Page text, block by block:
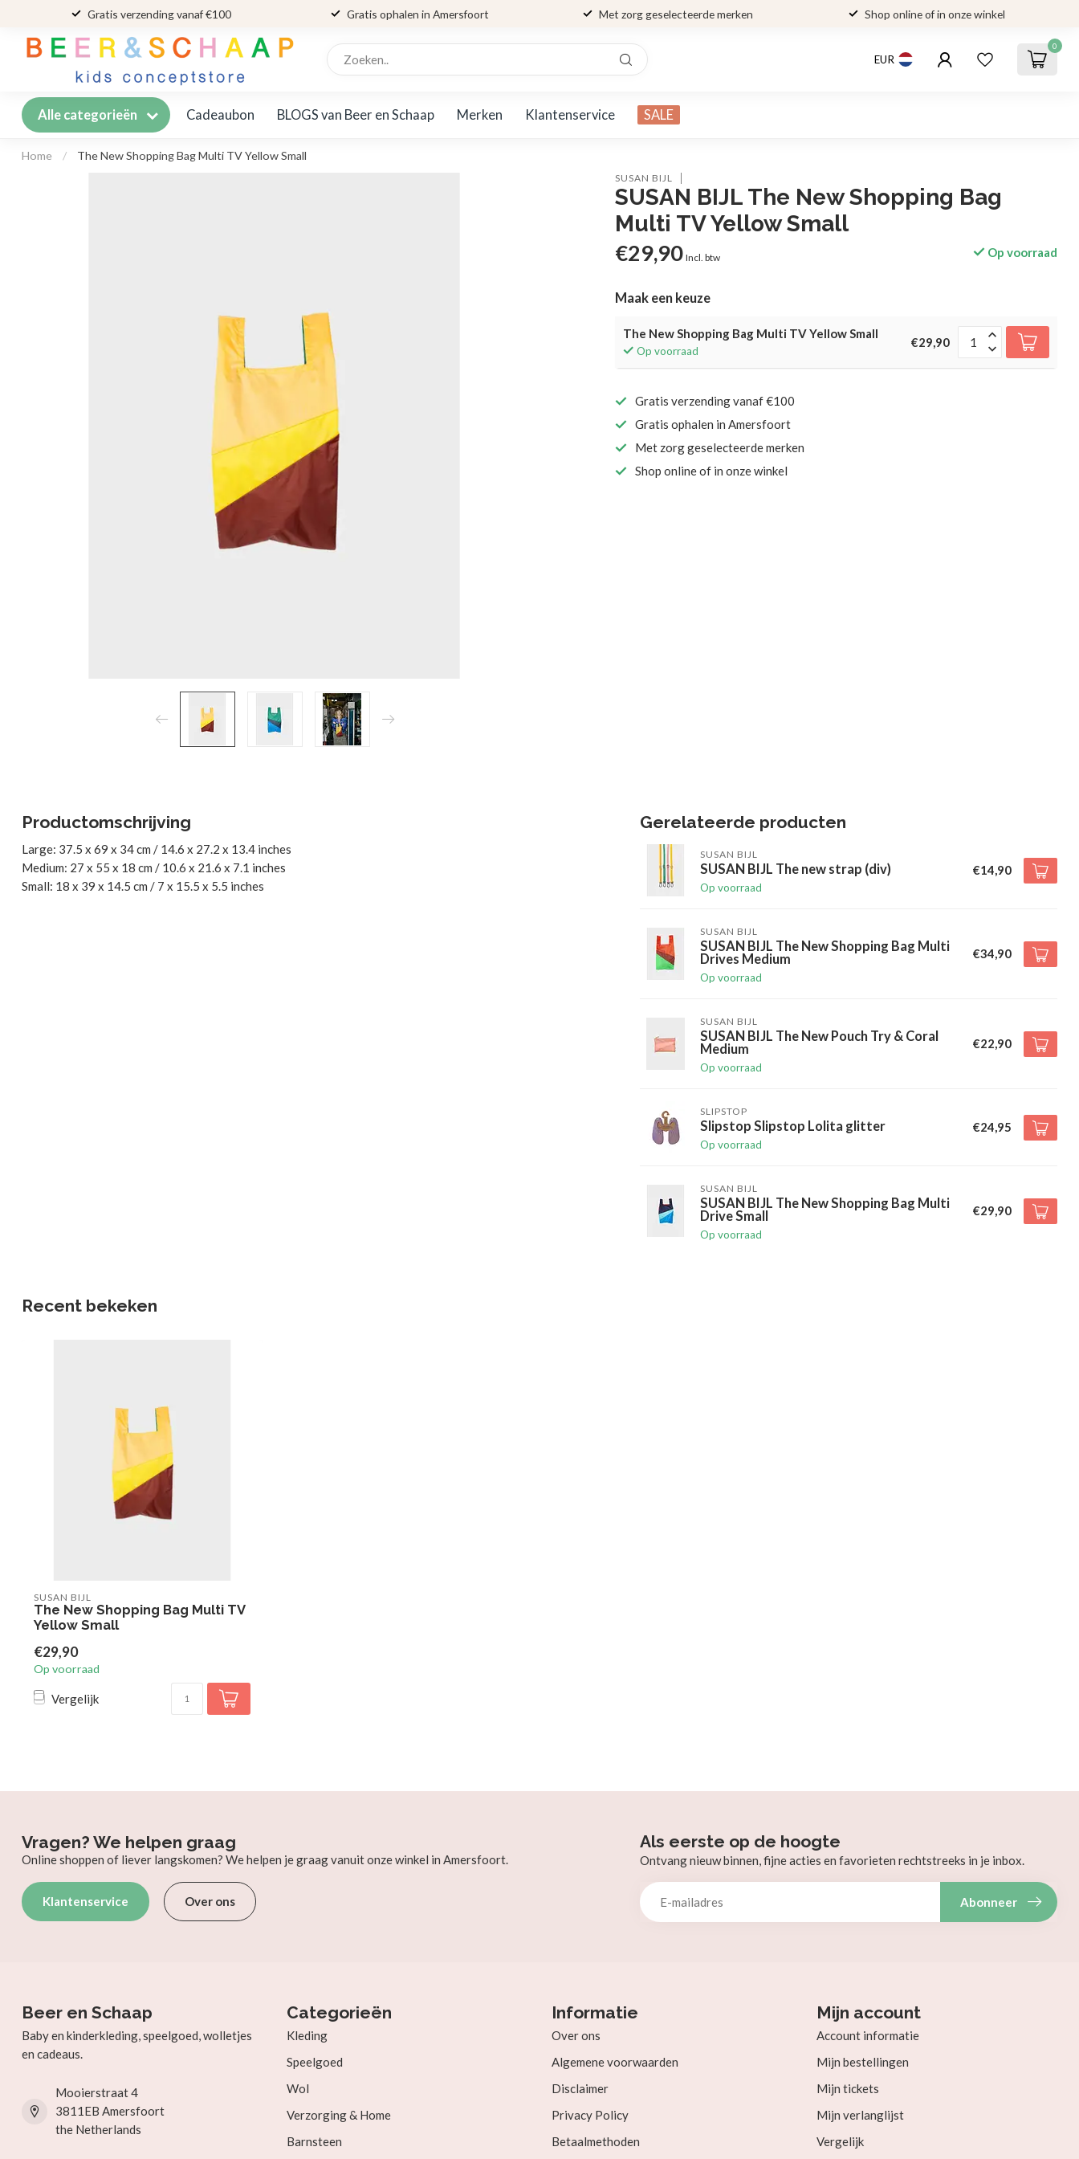
Gratis verzending vanaf €100 Gratis ophalen in Amersfoort Met zorg geselecteerde merken Shop online of in onze winkel
EUR
0
Alle categorieën Cadeaubon BLOGS van Beer en Schaap Merken Klantenservice SALE
Home / The New Shopping Bag Multi TV Yellow Small
SUSAN BIJL
SUSAN BIJL The New Shopping Bag
Multi TV Yellow Small
€29,90 Incl. btw Op voorraad
Maak een keuze
The New Shopping Bag Multi TV Yellow Small
Op voorraad
€29,90
Gratis verzending vanaf €100
Gratis ophalen in Amersfoort
Met zorg geselecteerde merken
Shop online of in onze winkel
Productomschrijving
Large: 37.5 x 69 x 34 cm / 14.6 x 27.2 x 13.4 inches
Medium: 27 x 55 x 18 cm / 10.6 x 21.6 x 7.1 inches
Small: 18 x 39 x 14.5 cm / 7 x 15.5 x 5.5 inches
Gerelateerde producten
SUSAN BIJL
SUSAN BIJL The new strap (div)
Op voorraad
€14,90
SUSAN BIJL
SUSAN BIJL The New Shopping Bag Multi
Drives Medium
Op voorraad
€34,90
SUSAN BIJL
SUSAN BIJL The New Pouch Try & Coral
Medium
Op voorraad
€22,90
SLIPSTOP
Slipstop Slipstop Lolita glitter
Op voorraad
€24,95
SUSAN BIJL
SUSAN BIJL The New Shopping Bag Multi
Drive Small
Op voorraad
€29,90
Recent bekeken
SUSAN BIJL
The New Shopping Bag Multi TV
Yellow Small
€29,90
Op voorraad
Vergelijk
Vragen? We helpen graag
Online shoppen of liever langskomen? We helpen je graag vanuit onze winkel in Amersfoort.
Klantenservice Over ons
Als eerste op de hoogte
Ontvang nieuw binnen, fijne acties en favorieten rechtstreeks in je inbox.
Abonneer
Beer en Schaap
Baby en kinderkleding, speelgoed, wolletjes
en cadeaus.
Mooierstraat 4
3811EB Amersfoort
the Netherlands
Categorieën
Kleding
Speelgoed
Wol
Verzorging & Home
Barnsteen
Informatie
Over ons
Algemene voorwaarden
Disclaimer
Privacy Policy
Betaalmethoden
Mijn account
Account informatie
Mijn bestellingen
Mijn tickets
Mijn verlanglijst
Vergelijk